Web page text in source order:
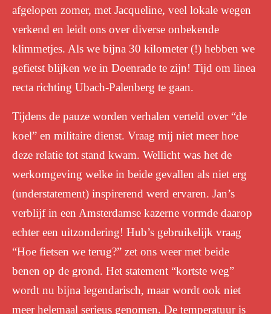
afgelopen zomer, met Jacqueline, veel lokale wegen
verkend en leidt ons over diverse onbekende
klimmetjes. Als we bijna 30 kilometer (!) hebben we
gefietst blijken we in Doenrade te zijn! Tijd om linea
recta richting Ubach-Palenberg te gaan.
Tijdens de pauze worden verhalen verteld over “de
koel” en militaire dienst. Vraag mij niet meer hoe
deze relatie tot stand kwam. Wellicht was het de
werkomgeving welke in beide gevallen als niet erg
(understatement) inspirerend werd ervaren. Jan’s
verblijf in een Amsterdamse kazerne vormde daarop
echter een uitzondering! Hub’s gebruikelijk vraag
“Hoe fietsen we terug?” zet ons weer met beide
benen op de grond. Het statement “kortste weg”
wordt nu bijna legendarisch, maar wordt ook niet
meer helemaal serieus genomen. De temperatuur is